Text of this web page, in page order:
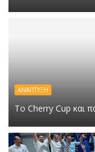
ΑΝΆΠΤΥΞΗ
Το Cherry Cup και